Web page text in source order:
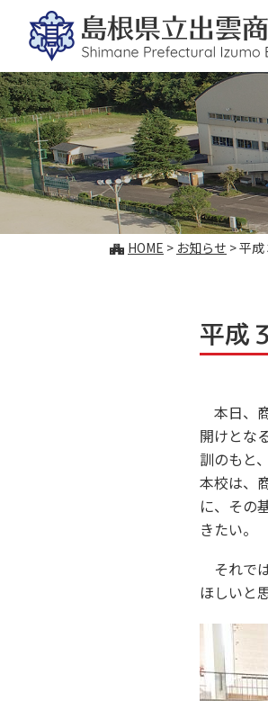
このページの本文へ
こ HOME > お知らせ >平成
平成
本日、
開けとな
訓のもと
本校は、
に、その
きたい。
それで
ほしいと